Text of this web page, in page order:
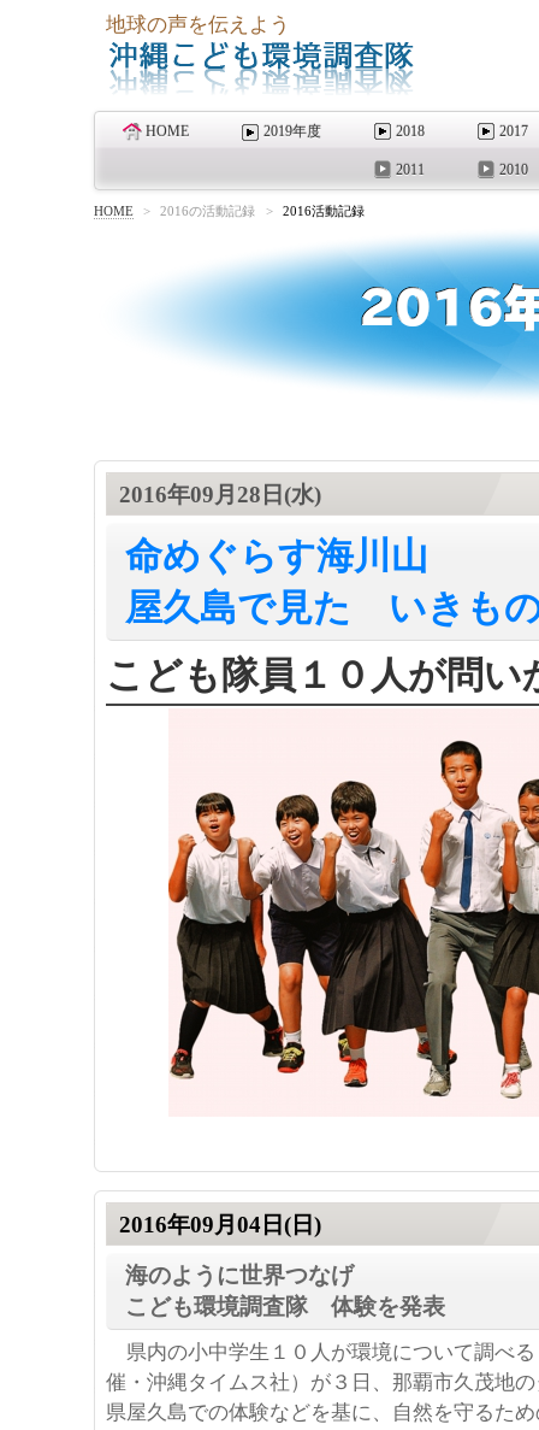
地球の声を伝えよう
HOME 2019年度 2018 2017
2011 2010
HOME > 2016の活動記録 > 2016活動記録
2016年09月28日(水)
命めぐらす海川山
屋久島で見た いきも
こども隊員１０人が問い
2016年09月04日(日)
海のように世界つなげ
こども環境調査隊 体験を発表
県内の小中学生１０人が環境について調べ
催・沖縄タイムス社）が３日、那覇市久茂地
県屋久島での体験などを基に、自然を守るた